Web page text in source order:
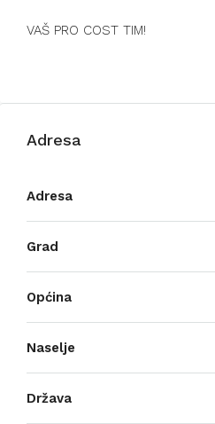
VAŠ PRO COST TIM!
Adresa
Adresa
Grad
Općina
Naselje
Država